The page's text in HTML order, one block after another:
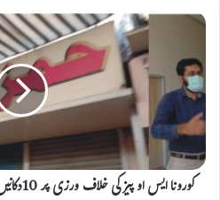
کورون
اای
س
کورونا ایس او پیز کی خلاف ورزی پر 10دکانیں اور 1نجی کالج سربمہر(سیل) کر دیا